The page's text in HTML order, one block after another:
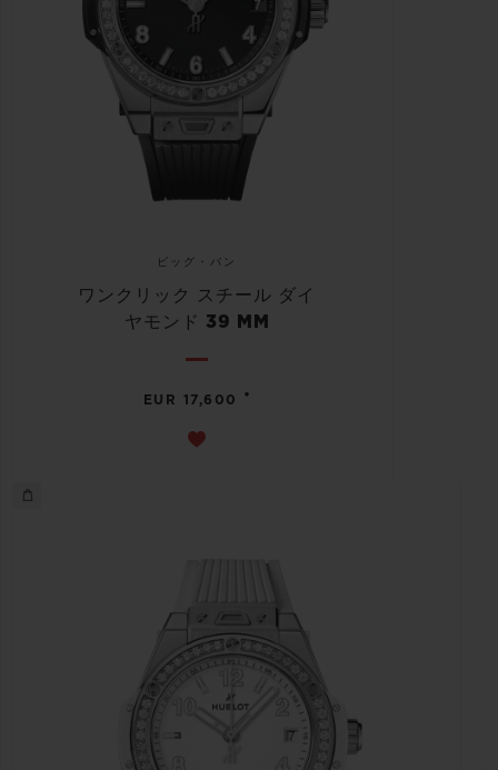
ビッグ・バン
ワンクリック スチール ダイ
ヤモンド 39 MM
EUR 17,600 •